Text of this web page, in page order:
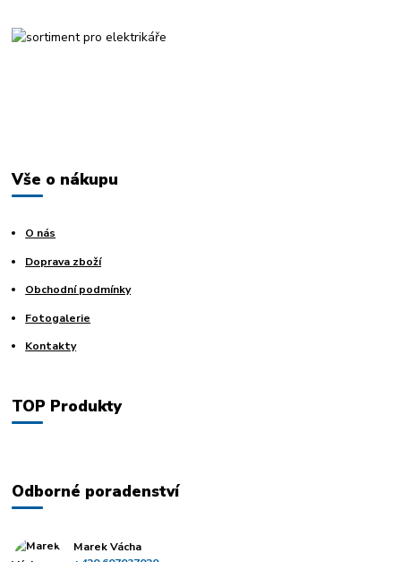
Vše o nákupu
O nás
Doprava zboží
Obchodní podmínky
Fotogalerie
Kontakty
TOP Produkty
Odborné poradenství
Marek Vácha